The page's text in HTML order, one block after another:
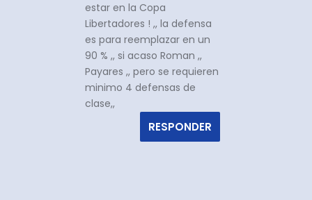
estar en la Copa
Libertadores ! ,, la defensa
es para reemplazar en un
90 % ,, si acaso Roman ,,
Payares ,, pero se requieren
minimo 4 defensas de
clase,,
RESPONDER